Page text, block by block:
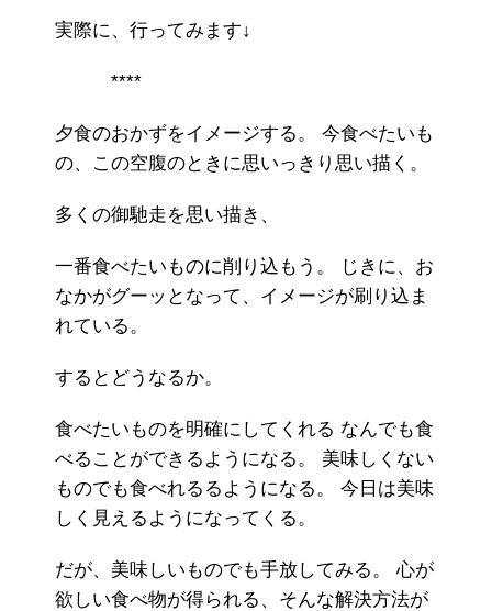
実際に、行ってみます↓
****
夕食のおかずをイメージする。 今食べたいも
の、この空腹のときに思いっきり思い描く。
多くの御馳走を思い描き、
一番食べたいものに削り込もう。 じきに、お
なかがグーッとなって、イメージが刷り込ま
れている。
するとどうなるか。
食べたいものを明確にしてくれる なんでも食
べることができるようになる。 美味しくない
ものでも食べれるるようになる。 今日は美味
しく見えるようになってくる。
だが、美味しいものでも手放してみる。 心が
欲しい食べ物が得られる、そんな解決方法が